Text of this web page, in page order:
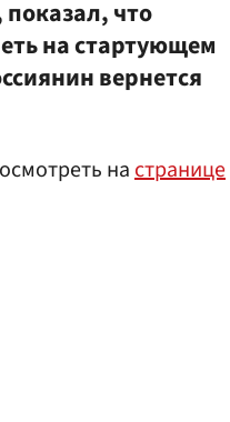
что
на стартующем
вернется
настранице